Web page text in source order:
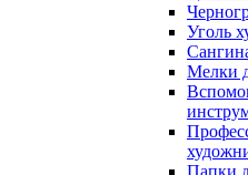
Уголь
Мелки